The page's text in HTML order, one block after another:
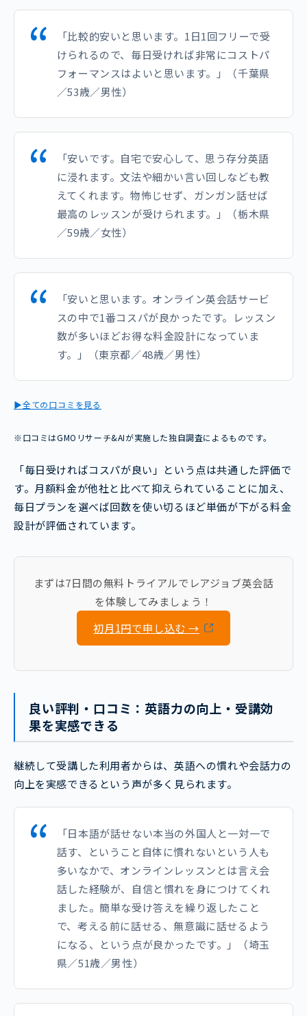
「比較的安いと思います。1日1回フリーで受
けられるので、毎日受ければ非常にコストパ
フォーマンスはよいと思います。」（千葉県
／53歳／男性）
「安いです。自宅で安心して、思う存分英語
に浸れます。文法や細かい言い回しなども教
えてくれます。物怖じせず、ガンガン話せば
最高のレッスンが受けられます。」（栃木県
／59歳／女性）
「安いと思います。オンライン英会話サービ
スの中で1番コスパが良かったです。レッスン
数が多いほどお得な料金設計になっていま
す。」（東京都／48歳／男性）
▶全ての口コミを見る
※口コミはGMOリサーチ&AIが実施した独自調査によるものです。
「毎日受ければコスパが良い」という点は共通した評価で
す。月額料金が他社と比べて抑えられていることに加え、
毎日プランを選べば回数を使い切るほど単価が下がる料金
設計が評価されています。
まずは7日間の無料トライアルでレアジョブ英会話
を体験してみましょう！
初月1円で申し込む →
良い評判・口コミ：英語力の向上・受講効
果を実感できる
継続して受講した利用者からは、英語への慣れや会話力の
向上を実感できるという声が多く見られます。
「日本語が話せない本当の外国人と一対一で
話す、ということ自体に慣れないという人も
多いなかで、オンラインレッスンとは言え会
話した経験が、自信と慣れを身につけてくれ
ました。簡単な受け答えを繰り返したこと
で、考える前に話せる、無意識に話せるよう
になる、という点が良かったです。」（埼玉
県／51歳／男性）